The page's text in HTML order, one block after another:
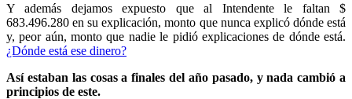
Y además dejamos expuesto que al Intendente le faltan $
683.496.280 en su explicación, monto que nunca explicó dónde está
y, peor aún, monto que nadie le pidió explicaciones de dónde está.
¿Dónde está ese dinero?
Así estaban las cosas a finales del año pasado, y nada cambió a
principios de este.